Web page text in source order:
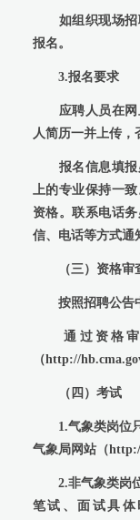
如组织现场招
报名。
3.报名要求
应聘人员在
人简历一并上传，
报名信息填报
上的专业保持一
资格。联系电话
信、电话等方式通
（三）资格审
按照招聘公告中
通过资格审
（http://
（四）考试
1.气象类岗位只
气象局网站（
2.非气象类岗位
笔试、面试具